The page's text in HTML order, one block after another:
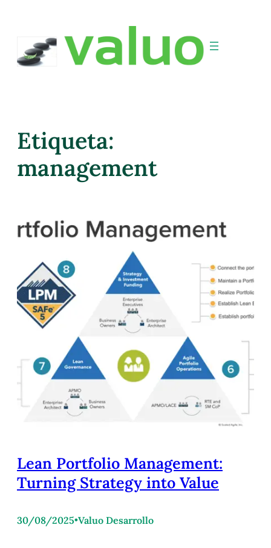
Etiqueta:
management
Lean Portfolio Management:
Turning Strategy into Value
30/08/2025•Valuo Desarrollo